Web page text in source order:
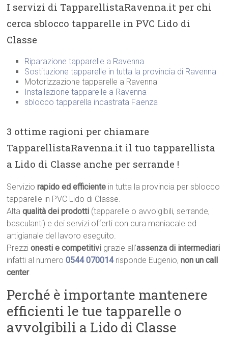
I servizi di TapparellistaRavenna.it per chi
cerca sblocco tapparelle in PVC Lido di
Classe
Riparazione tapparelle a Ravenna
Sostituzione tapparelle in tutta la provincia di Ravenna
Motorizzazione tapparelle a Ravenna
Installazione tapparelle a Ravenna
sblocco tapparella incastrata Faenza
3 ottime ragioni per chiamare
TapparellistaRavenna.it il tuo tapparellista
a Lido di Classe anche per serrande !
Serviziorapido ed efficiente in tutta la provincia per sblocco
tapparelle in PVC Lido di Classe.
Altaqualità dei prodotti (tapparelle o avvolgibili, serrande,
basculanti) e dei servizi offerti con cura maniacale ed
artigianale del lavoro eseguito.
Prezzionesti e competitivi grazie all’assenza di intermediari
infatti al numero0544 070014 risponde Eugenio,non un call
center.
Perché è importante mantenere
efficienti le tue tapparelle o
avvolgibili a Lido di Classe